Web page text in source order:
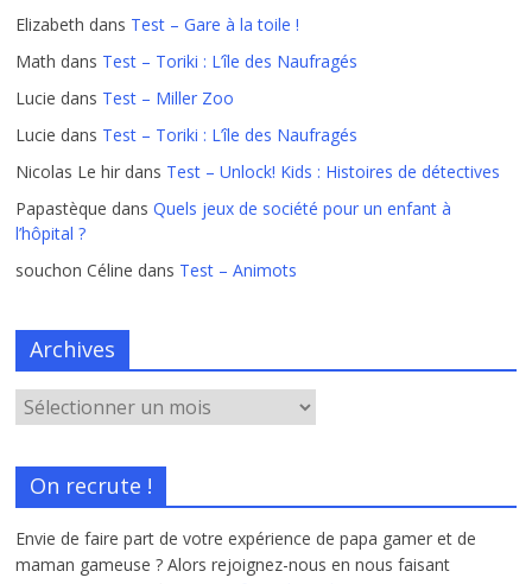
Elizabeth dans Test – Gare à la toile !
Math dans Test – Toriki : L’île des Naufragés
Lucie dans Test – Miller Zoo
Lucie dans Test – Toriki : L’île des Naufragés
Nicolas Le hir dans Test – Unlock! Kids : Histoires de détectives
Papastèque dansQuels jeux de société pour un enfant à
l’hôpital ?
souchon Céline dans Test – Animots
Archives
On recrute !
Envie de faire part de votre expérience de papa gamer et de
maman gameuse ? Alors rejoignez-nous en nous faisant